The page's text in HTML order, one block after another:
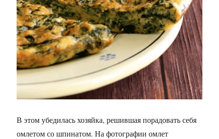
В этом убедилась хозяйка, решившая порадовать себя
омлетом со шпинатом. На фотографии омлет